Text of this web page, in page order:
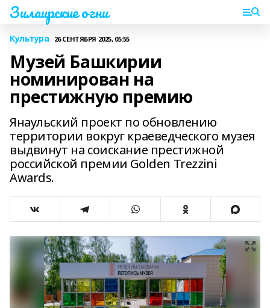
Зилаирские огни
Культура 26 СЕНТЯБРЯ 2025, 05:55
Музей Башкирии
номинирован на
престижную премию
Янаульский проект по обновлению
территории вокруг краеведческого музея
выдвинут на соискание престижной
российской премии Golden Trezzini
Awards.